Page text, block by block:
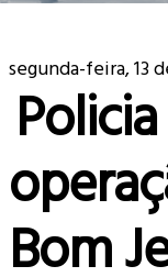
segunda-feira, 13
Bom